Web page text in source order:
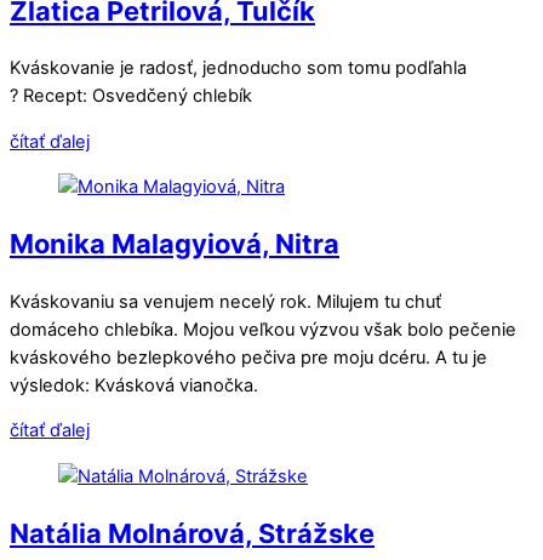
Zlatica Petrilová, Tulčík
Kváskovanie je radosť, jednoducho som tomu podľahla
? Recept: Osvedčený chlebík
čítať ďalej
Monika Malagyiová, Nitra
Kváskovaniu sa venujem necelý rok. Milujem tu chuť
domáceho chlebíka. Mojou veľkou výzvou však bolo pečenie
kváskového bezlepkového pečiva pre moju dcéru. A tu je
výsledok: Kvásková vianočka.
čítať ďalej
Natália Molnárová, Strážske